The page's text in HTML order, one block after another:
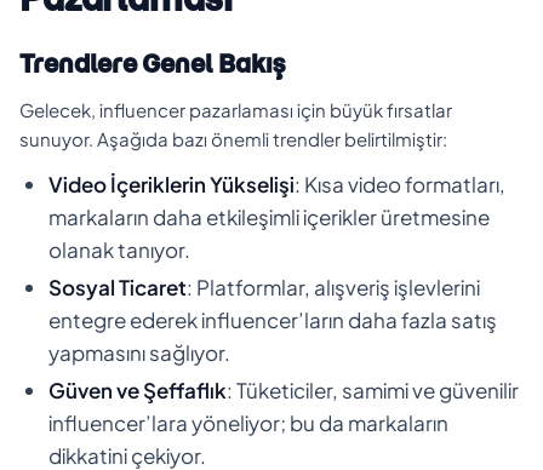
Trendlere Genel Bakış
Gelecek, influencer pazarlaması için büyük fırsatlar
sunuyor. Aşağıda bazı önemli trendler belirtilmiştir:
Video İçeriklerin Yükselişi: Kısa video formatları,
markaların daha etkileşimli içerikler üretmesine
olanak tanıyor.
Sosyal Ticaret: Platformlar, alışveriş işlevlerini
entegre ederek influencer’ların daha fazla satış
yapmasını sağlıyor.
Güven ve Şeffaflık: Tüketiciler, samimi ve güvenilir
influencer’lara yöneliyor; bu da markaların
dikkatini çekiyor.